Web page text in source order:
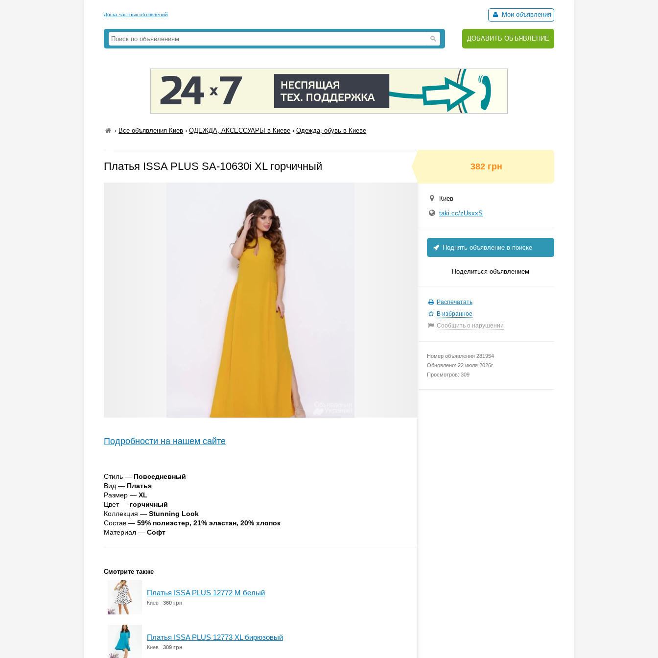
Доска частных объявлений Мои объявления
ДОБАВИТЬ ОБЪЯВЛЕНИЕ
› Все объявления Киев ›ОДЕЖДА, АКСЕССУАРЫ в Киеве ›Одежда, обувь в Киеве
Платья ISSA PLUS SA-10630i XL горчичный
Подробности на нашем сайте
Стиль — Повседневный
Вид — Платья
Размер — XL
Цвет — горчичный
Коллекция — Stunning Look
Состав — 59% полиэстер, 21% эластан, 20% хлопок
Материал — Софт
Смотрите также
Платья ISSA PLUS 12772 M белый
Киев 360 грн
Платья ISSA PLUS 12773 XL бирюзовый
Киев 309 грн
382 грн
Киев
taki.cc/zUsxxS
Поднять объявление в поиске
Поделиться объявлением
Распечатать
В избранное
Сообщить о нарушении
Номер объявления 281954
Обновлено: 22 июля 2026г.
Просмотров: 309